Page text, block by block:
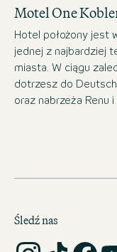
Motel One
Hotel położony jest
jednej z najbardziej
miasta. W ciągu
dotrzesz do
oraz nabrzeża Renu i
Śledź nas